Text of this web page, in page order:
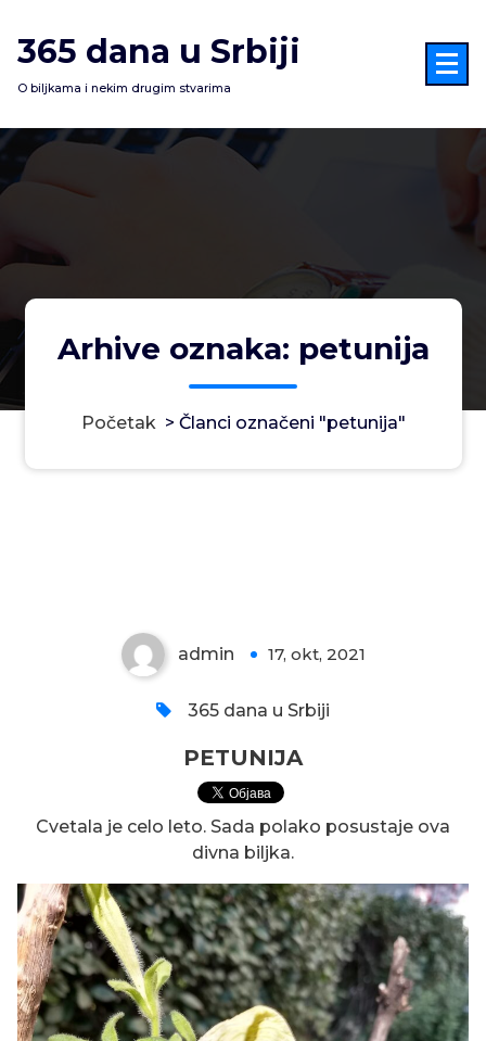
na
sadržaj
365 dana u Srbiji
O biljkama i nekim drugim stvarima
Arhive oznaka: petunija
Početak> Članci označeni "petunija"
admin 17, okt, 2021
365 dana u Srbiji
PETUNIJA
Cvetala je celo leto. Sada polako posustaje ova
divna biljka.